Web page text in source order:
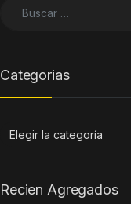
Categorias
Categorias
Recien Agregados